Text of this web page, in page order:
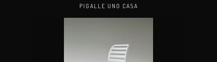
PIGALLE UNO CASA